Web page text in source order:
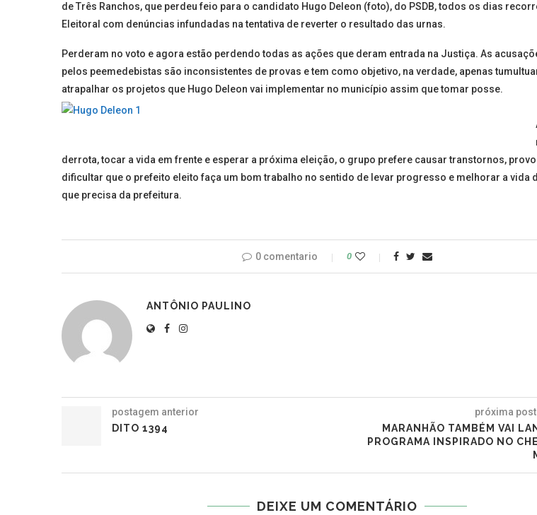
de Três Ranchos, que perdeu feio para o candidato Hugo Deleon (foto), do PSDB, todos os dias
Eleitoral com denúncias infundadas na tentativa de reverter o resultado das urnas.
Perderam no voto e agora estão perdendo todas as ações que deram entrada na Justiça. As
pelos peemedebistas são inconsistentes de provas e tem como objetivo, na verdade, apenas
atrapalhar os projetos que Hugo Deleon vai implementar no município assim que tomar posse.
derrota, tocar a vida em frente e esperar a próxima eleição, o grupo prefere causar transtornos,
dificultar que o prefeito eleito faça um bom trabalho no sentido de levar progresso e melhorar a vida
que precisa da prefeitura.
0 comentario 0
ANTÔNIO PAULINO
postagem anterior
DITO 1394
próxima
MARANHÃO TAMBÉM VAI
PROGRAMA INSPIRADO NO
DEIXE UM COMENTÁRIO